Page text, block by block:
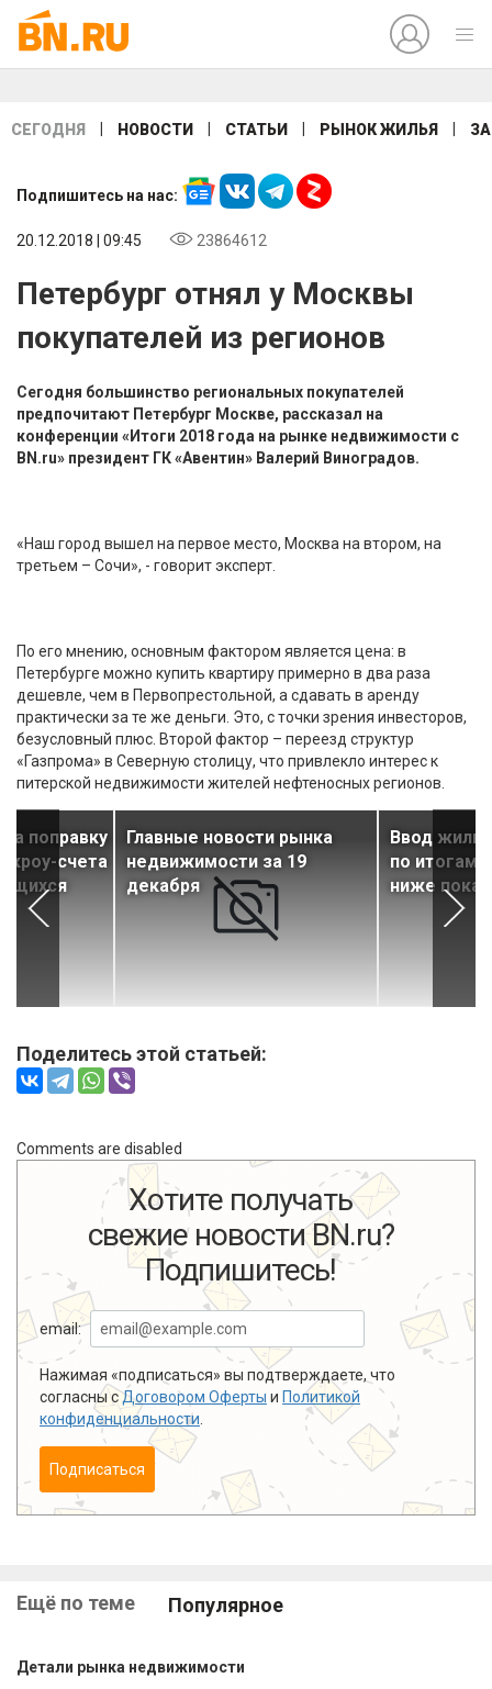
СЕГОДНЯ НОВОСТИ СТАТЬИ РЫНОК ЖИЛЬЯ
Подпишитесь на нас:
20.12.2018 | 09:45 23864612
Петербург отнял у Москвы
покупателей из регионов
Сегодня большинство региональных покупателей
предпочитают Петербург Москве, рассказал на
конференции «Итоги 2018 года на рынке недвижимости с
BN.ru» президент ГК «Авентин» Валерий Виноградов.
«Наш город вышел на первое место, Москва на втором, на
третьем – Сочи», - говорит эксперт.
По его мнению, основным фактором является цена: в
Петербурге можно купить квартиру примерно в два раза
дешевле, чем в Первопрестольной, а сдавать в аренду
практически за те же деньги. Это, с точки зрения инвесторов,
безусловный плюс. Второй фактор – переезд структур
«Газпрома» в Северную столицу, что привлекло интерес к
питерской недвижимости жителей нефтеносных регионов.
поправку
счета
Главные новости рынка
недвижимости за 19
декабря
Ввод
по итогам
ниже
Поделитесь этой статьей:
Comments are disabled
Хотите получать
свежие новости BN.ru?
Подпишитесь!
email:
Нажимая «подписаться» вы подтверждаете, что
согласны сДоговором Оферты и Политикой
конфиденциальности
Подписаться
Ещё по теме Популярное
Детали рынка недвижимости